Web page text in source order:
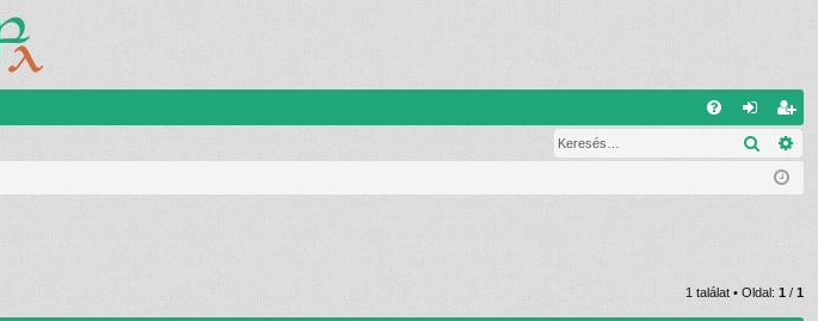
el eg
is
ió
1 találat • Oldal: 1 / 1